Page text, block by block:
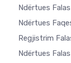
Ndërtues
Ndërtues
Regjistrim
Ndërtues